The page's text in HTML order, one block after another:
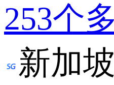
253个
新加